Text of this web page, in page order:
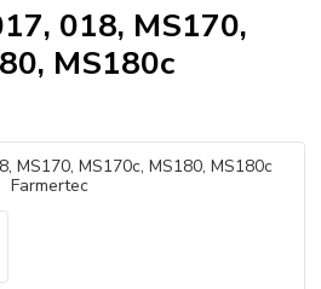
018, MS170,
MS180c